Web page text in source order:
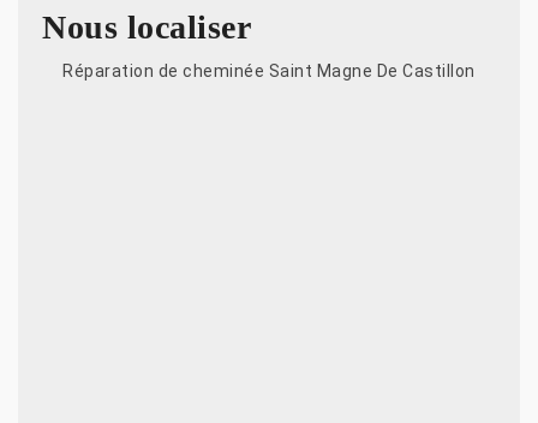
Nous localiser
Réparation de cheminée Saint Magne De Castillon